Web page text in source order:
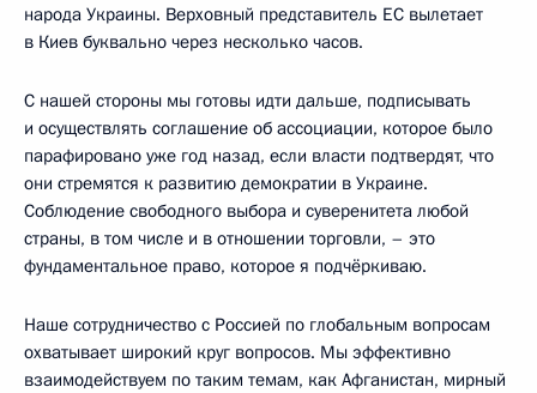
народа Украины. Верховный представитель ЕС вылетает
в Киев буквально через несколько часов.
С нашей стороны мы готовы идти дальше, подписывать
и осуществлять соглашение об ассоциации, которое было
парафировано уже год назад, если власти подтвердят, что
они стремятся к развитию демократии в Украине.
Соблюдение свободного выбора и суверенитета любой
страны, в том числе и в отношении торговли, – это
фундаментальное право, которое я подчёркиваю.
Наше сотрудничество с Россией по глобальным вопросам
охватывает широкий круг вопросов. Мы эффективно
взаимодействуем по таким темам, как Афганистан, мирный